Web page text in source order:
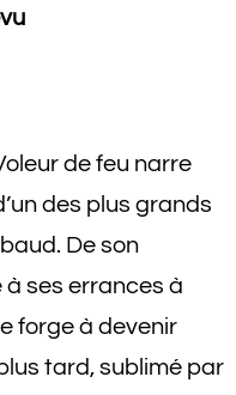
de feu narre
des plus grands
De son
ses errances à
forge à devenir
tard, sublimé par